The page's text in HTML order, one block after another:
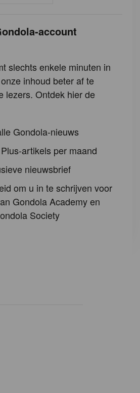
account
slechts enkele minuten in
inhoud beter af te
lezers. Ontdek hier de
Gondola-nieuws
artikels per maand
nieuwsbrief
om u in te schrijven voor
Gondola Academy en
Society